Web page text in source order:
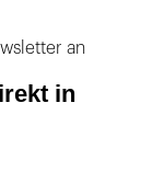
an
in